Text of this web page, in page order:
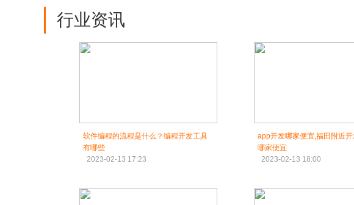
行业资讯
软件编程的流程是什么？编程开发工具
有哪些
2023-02-13 17:23
app开发哪家便宜,福田附近
哪家便宜
2023-02-13 18:00